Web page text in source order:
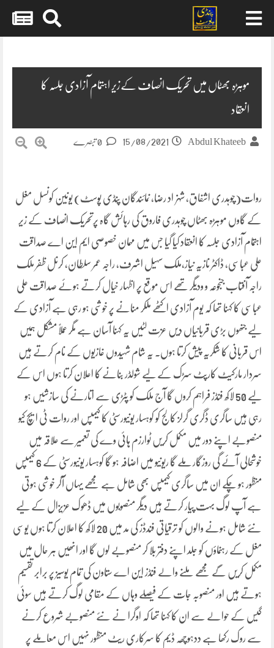
موہڑہ بھٹاں میں تحریک انصاف کےزیر اہتمام آزادی جلسہ کا
انعقاد
Abdul Khateeb
15/08/2021
روات(چوہدری اشفاق، شہزاد رضا، نمائندگان پنڈی پوسٹ) یونین کونسل مغل
کے گاوں موہڑہ بھٹاں چوہدری فاروق کی رہائش گاہ پرتحریک انصاف کے زیر
اہتمام آزادی جلسہ کا انعقاد کیا گیا جس میں مہمان خصوصی ایم این اے صداقت
علی عباسی، ڈاکٹر نازیہ نیاز،ملک سہیل اشرف، راجہ عمر سلطان، کرنل ظفر ملک
راجہ آفتاب جنجوعہ و ودیگر تھے اس موقع پر اظہار خیال کرتے ہوئے صداقت علی
عباسی کا کہنا تھا کہ یوم آزادی اکٹھے ملکر منانے پر خوشی ہو رہی ہے آزادی کے
لیے جنھوں بڑی قربانیاں دیں عزت لٹیں یہ کہنا آسان ہے مگر عملاً مشکل ہمیں
اس قربانی کا شکریہ پیش کرتا ہوں. یہ شام شہیدوں غازیوں کے نام کرتے ہیں
سردار مارکیٹ کارپٹ سڑک کے لیے شولڈر بنانے کا اعلان کرتا ہوں اس کے
لیے 50 لاکھ فنڈز فراہم کروں گا آج ملک کو پٹڑی سے اتارنے کی سازشیں ہو
رہی ہیں ساگری ڈگری گرلز کالج کو کوہسار یونیورسٹی کا کیمپس اور روات ٹی ایچ کیو
منصوبے اپنے دور میں مکمل کریں ٹوارزم ہائی وے کی تعمیر سے علاقہ میں
خوشحالی آئے گی روزگار ملے گا ریونیو میں اضافہ ہو گا کوہسار یونیورسٹی کے 6 کیمپس
منظور ہو چکے ان میں ساگری کیمپس بھی شامل ہے مجھے یہاں آکر خوشی ہوتی
ہے آپ لوگ بہت پیار کرتے ہیں دیگر منصوبوں میں ڈھوک عزیزال کے لیے
نئے شامل ہونے والوں کو ترقیاتی فندڈز کی مد میں 20 لاکھ کا اعلان کرتا ہوں یوسی
مغل کے رہنماؤں کو جلد اپنے دفتر بلا کر منصوبے لوں گا اور انھیں ہر حال میں
مکمل کریں گے مجھے ملنے والے فنڈز این اے ستاون کی تمام یوسیز پر برابر تقسیم
ہوتے ہیں اور منصوبہ جات کے فیصلے وہاں کے مقامی لوگ کرتے ہیں سوئی
گیس کے حوالے سے ان کا کہنا تھا کہ اوگرا نے نئے منصوبے شروع کرنے
سے روک رکھا ہے ددہوچھہ ڈیم کا سرکاری ریٹ منظور نہیں اس معاملے پر